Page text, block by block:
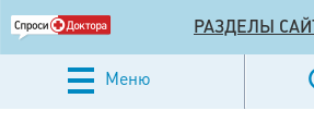
РАЗДЕЛЫ
Меню